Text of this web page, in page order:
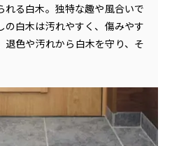
れる白木。独特な趣や風合いで
の白木は汚れやすく、傷みやす
退色や汚れから白木を守り、そ